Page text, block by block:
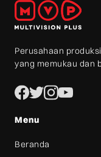
Perusahaan
yang memukau dan
Menu
Beranda